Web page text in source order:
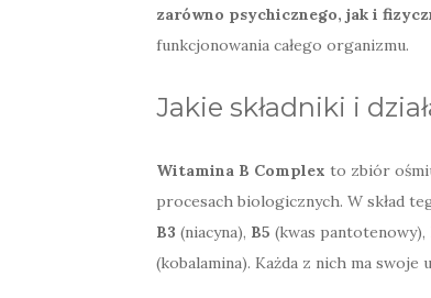
zarówno psychicznego, jak i
funkcjonowania całego organizmu.
Jakie składniki i
Witamina B Complex to zbiór
procesach biologicznych. W skład
B3 (niacyna), B5 (kwas pantotenowy),
(kobalamina). Każda z nich ma swoje